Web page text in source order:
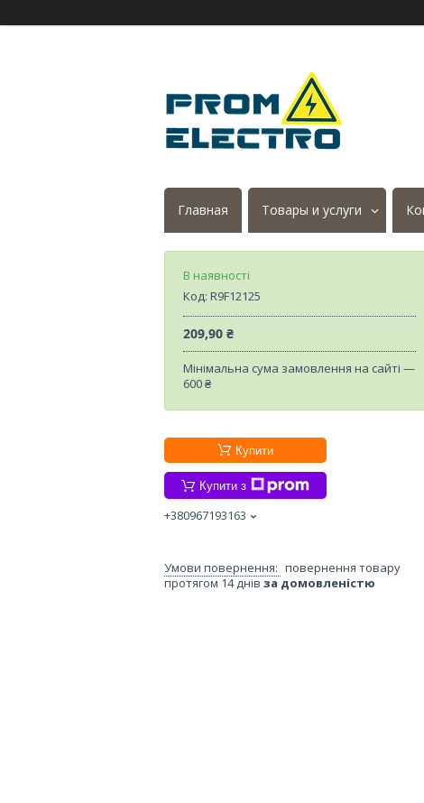
Главная Товары и услуги
В наявності
Код: R9F12125
209,90 ₴
Мінімальна сума замовлення на сайті —
600 ₴
Купити
Купити з
+380967193163
повернення товару
протягом 14 днів за домовленістю